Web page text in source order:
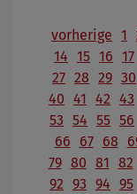
vorherige 1
14 15 16 17
27 28 29 30
40 41 42 43
53 54 55 56
66
67 68
79 80 81 82
92 93 94 95